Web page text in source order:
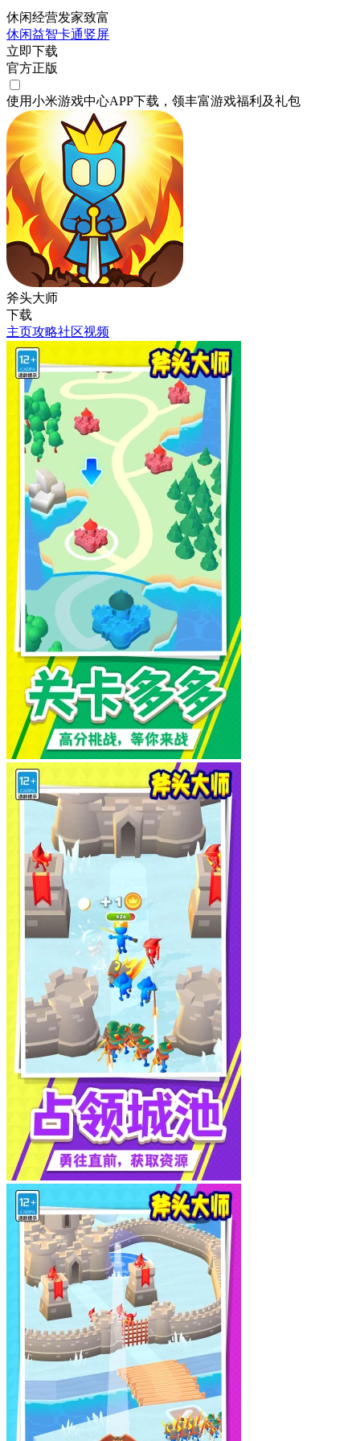
休闲经营发家致富
休闲益智卡通竖屏
立即下载
官方正版
使用小米游戏中心APP下载 ，领丰富游戏福利 及礼包
斧头大师
下载
主页攻略社区视频